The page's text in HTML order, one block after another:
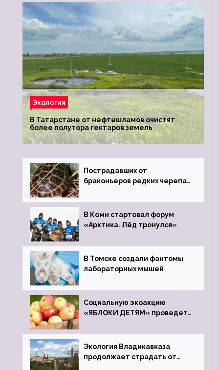
Экология
В Татарстане от нефтешламов очистят
более полутора гектаров земель
Пострадавших от
браконьеров редких черепах
зоопарк
В Коми стартовал форум
«Арктика. Лёд тронулся»
В Томске создали фантомы
лабораторных мышей
Социальную экоакцию
«ЯБЛОКИ ДЕТЯМ» проведет
Экология Владикавказа
продолжает страдать от